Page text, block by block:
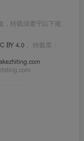
转载须遵守以下规
BY 4.0 ， 转载需：